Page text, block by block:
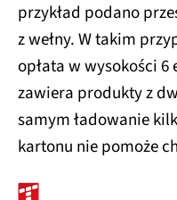
przykład podano
z wełny. W takim
opłata w wysokości 6
zawiera produkty z
samym ładowanie
kartonu nie pomoże